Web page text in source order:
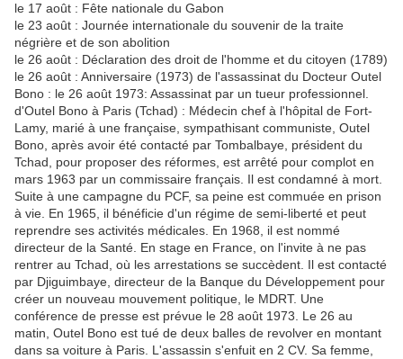
le 17 août : Fête nationale du Gabon
le 23 août : Journée internationale du souvenir de la traite
négrière et de son abolition
le 26 août : Déclaration des droit de l'homme et du citoyen (1789)
le 26 août : Anniversaire (1973) de l'assassinat du Docteur Outel
Bono : le 26 août 1973: Assassinat par un tueur professionnel.
d'Outel Bono à Paris (Tchad) : Médecin chef à l'hôpital de Fort-
Lamy, marié à une française, sympathisant communiste, Outel
Bono, après avoir été contacté par Tombalbaye, président du
Tchad, pour proposer des réformes, est arrêté pour complot en
mars 1963 par un commissaire français. Il est condamné à mort.
Suite à une campagne du PCF, sa peine est commuée en prison
à vie. En 1965, il bénéficie d'un régime de semi-liberté et peut
reprendre ses activités médicales. En 1968, il est nommé
directeur de la Santé. En stage en France, on l'invite à ne pas
rentrer au Tchad, où les arrestations se succèdent. Il est contacté
par Djiguimbaye, directeur de la Banque du Développement pour
créer un nouveau mouvement politique, le MDRT. Une
conférence de presse est prévue le 28 août 1973. Le 26 au
matin, Outel Bono est tué de deux balles de revolver en montant
dans sa voiture à Paris. L'assassin s'enfuit en 2 CV. Sa femme,